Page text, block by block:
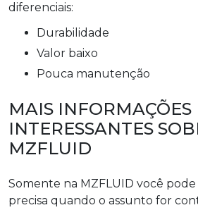
diferenciais:
durabilidade
valor baixo
pouca manutenção
MAIS INFORMAÇÕES
INTERESSANTES
MZFLUID
Somente na MZFLUID você
precisa quando o assunto for